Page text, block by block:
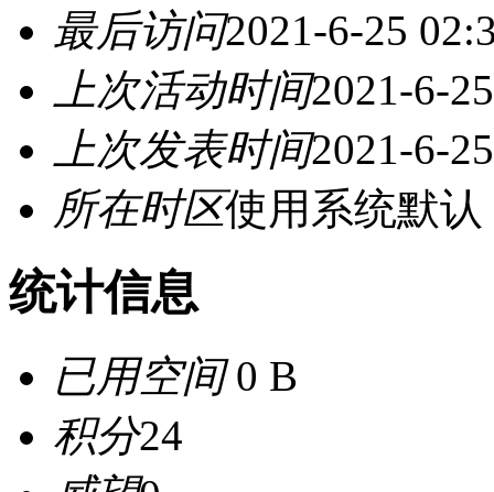
最后访问2021-6-25
上次活动时间2021-6-
上次发表时间2021-6-
所在时区使用系统默认
统计信息
已用空间0 B
积分24